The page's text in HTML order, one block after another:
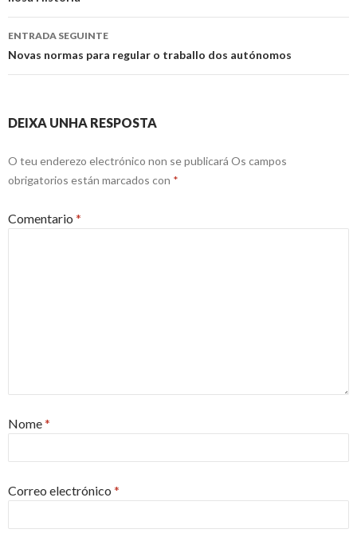
entrada
ENTRADA SEGUINTE
Novas normas para regular o traballo dos autónomos
DEIXA UNHA RESPOSTA
O teu enderezo electrónico non se publicará Os campos
obrigatorios están marcados con *
Comentario *
Nome*
Correo electrónico *